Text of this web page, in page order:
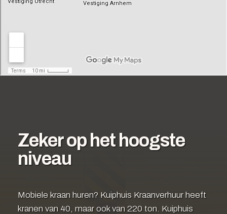
Zeker op het hoogste
niveau
Mobiele kraan huren? Kuiphuis Kraanverhuur heeft
kranen van 40, maar ook van 220 ton. Kuiphuis